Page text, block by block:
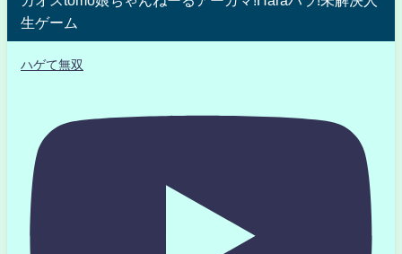
生ゲーム
ハゲて無双